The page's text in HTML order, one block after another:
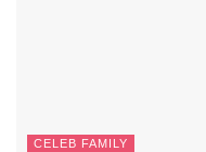
CELEB FAMILY